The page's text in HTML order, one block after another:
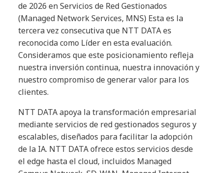
de 2026 en Servicios de Red Gestionados
(Managed Network Services, MNS) Esta es la
tercera vez consecutiva que NTT DATA es
reconocida como Líder en esta evaluación.
Consideramos que este posicionamiento refleja
nuestra inversión continua, nuestra innovación y
nuestro compromiso de generar valor para los
clientes.
NTT DATA apoya la transformación empresarial
mediante servicios de red gestionados seguros y
escalables, diseñados para facilitar la adopción
de la IA. NTT DATA ofrece estos servicios desde
el edge hasta el cloud, incluidos Managed